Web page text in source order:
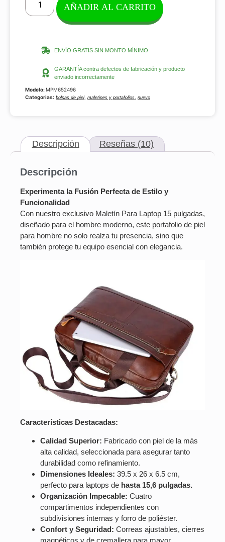
AÑADIR AL CARRITO
ENVÍO GRATIS SIN MONTO MÍNIMO
GARANTÍA contra defectos de fabricación y producto
enviado incorrectamente
Modelo:MPM652496
Categorias: bolsas de piel, maletines y portafolios nuevo
Descripción Reseñas (10)
Descripción
Experimenta la Fusión Perfecta de Estilo y
Funcionalidad
Con nuestro exclusivo Maletín Para Laptop 15 pulgadas,
diseñado para el hombre moderno, este portafolio de piel
para hombre no solo realza tu presencia, sino que
también protege tu equipo esencial con elegancia.
Características Destacadas:
Calidad Superior: Fabricado con piel de la más
alta calidad, seleccionada para asegurar tanto
durabilidad como refinamiento.
Dimensiones Ideales: 39.5 x 26 x 6.5 cm,
perfecto para laptops de hasta 15,6 pulgadas.
Organización Impecable: Cuatro
compartimentos independientes con
subdivisiones internas y forro de poliéster.
Confort y Seguridad: Correas ajustables, cierres
magnéticos y de cremallera para mayor